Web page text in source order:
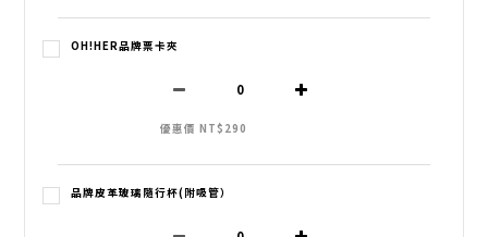
OH!HER品牌票卡夾
優惠價 NT$290
品牌皮革玻璃隨行杯(附吸管）